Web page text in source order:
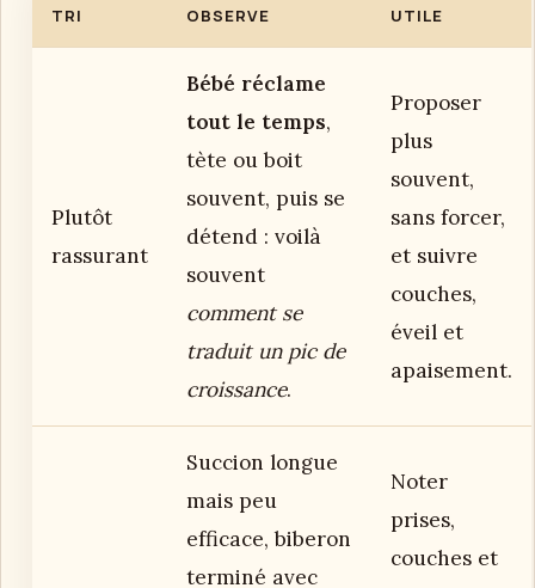
TRI
OBSERVE
UTILE
Plutôt
rassurant
Bébé réclame
tout le temps,
tète ou boit
souvent, puis se
détend : voilà
souvent
comment se
traduit un pic de
croissance.
Proposer
plus
souvent,
sans forcer,
et suivre
couches,
éveil et
apaisement.
Succion longue
mais peu
efficace, biberon
terminé avec
Noter
prises,
couches et